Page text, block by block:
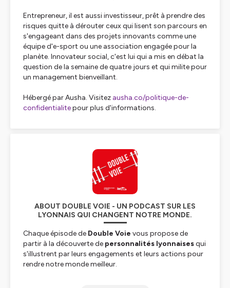
Entrepreneur, il est aussi investisseur, prêt à prendre des
risques quitte à dérouter ceux qui lisent son parcours en
s'engageant dans des projets innovants comme une
équipe d'e-sport ou une association engagée pour la
planète. Innovateur social, c'est lui qui a mis en débat la
question de la semaine de quatre jours et qui milite pour
un management bienveillant.
Hébergé par Ausha. Visitez ausha.co/politique-de-
confidentialitepour plus d'informations.
ABOUT DOUBLE VOIE - UN PODCAST SUR LES
LYONNAIS QUI CHANGENT NOTRE MONDE.
Chaque épisode de Double Voie vous propose de
partir à la découverte de personnalités lyonnaisesqui
s'illustrent par leurs engagements et leurs actions pour
rendre notre monde meilleur.